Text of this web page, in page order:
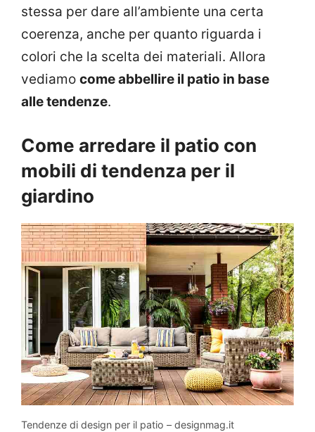
stessa per dare all’ambiente una certa
coerenza, anche per quanto riguarda i
colori che la scelta dei materiali. Allora
vediamo come abbellire il patio in base
alle tendenze.
Come arredare il patio con
mobili di tendenza per il
giardino
Tendenze di design per il patio – designmag.it